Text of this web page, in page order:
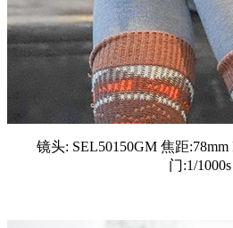
镜头: SEL50150GM 焦距
门:1/1000s